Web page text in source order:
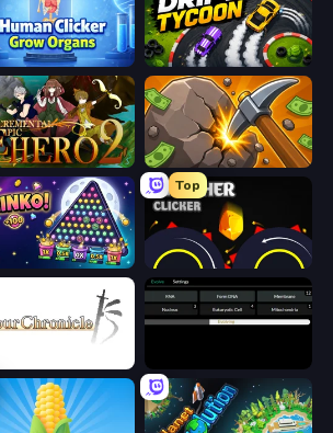
Human Clicker: Grow Organs Drift Tycoon
Epic Hero 2 Mine Clicker
Top
Crusher Clicker